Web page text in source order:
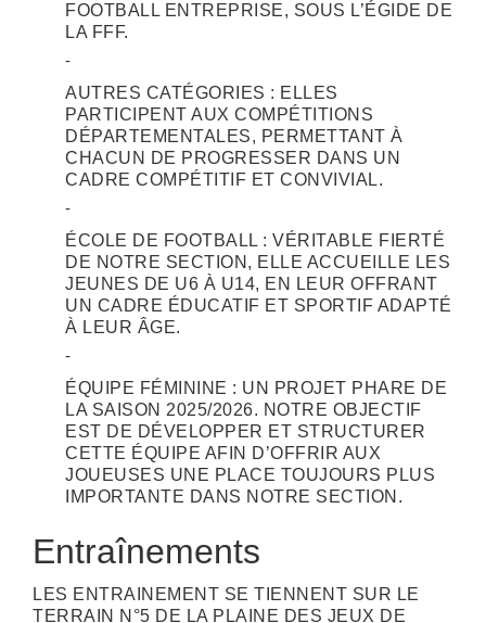
FOOTBALL ENTREPRISE, SOUS L’ÉGIDE DE
LA FFF.
AUTRES CATÉGORIES : ELLES
PARTICIPENT AUX COMPÉTITIONS
DÉPARTEMENTALES, PERMETTANT À
CHACUN DE PROGRESSER DANS UN
CADRE COMPÉTITIF ET CONVIVIAL.
ÉCOLE DE FOOTBALL : VÉRITABLE FIERTÉ
DE NOTRE SECTION, ELLE ACCUEILLE LES
JEUNES DE U6 À U14, EN LEUR OFFRANT
UN CADRE ÉDUCATIF ET SPORTIF ADAPTÉ
À LEUR ÂGE.
ÉQUIPE FÉMININE : UN PROJET PHARE DE
LA SAISON 2025/2026. NOTRE OBJECTIF
EST DE DÉVELOPPER ET STRUCTURER
CETTE ÉQUIPE AFIN D’OFFRIR AUX
JOUEUSES UNE PLACE TOUJOURS PLUS
IMPORTANTE DANS NOTRE SECTION.
Entraînements
LES ENTRAINEMENT SE TIENNENT SUR LE
TERRAIN N°5 DE LA PLAINE DES JEUX DE